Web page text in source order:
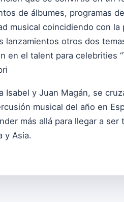
de álbumes, programas
musical coincidiendo con
lanzamientos otros dos
en el talent para celebrities
y Juan Magán, se
musical del año en
más allá para llegar a ser
y Asia.